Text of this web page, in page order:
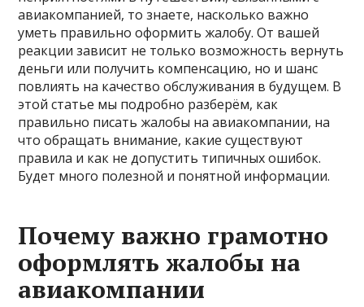
авиакомпанией, то знаете, насколько важно
уметь правильно оформить жалобу. От вашей
реакции зависит не только возможность вернуть
деньги или получить компенсацию, но и шанс
повлиять на качество обслуживания в будущем. В
этой статье мы подробно разберём, как
правильно писать жалобы на авиакомпании, на
что обращать внимание, какие существуют
правила и как не допустить типичных ошибок.
Будет много полезной и понятной информации.
Почему важно грамотно
оформлять жалобы на
авиакомпании